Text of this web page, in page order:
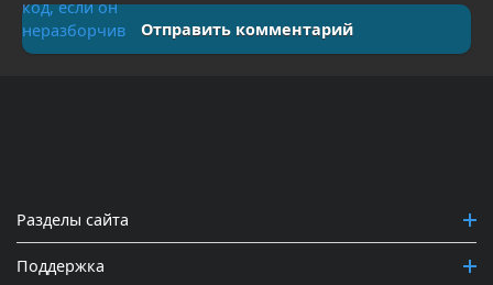
Отправить комментарий
Разделы сайта
Поддержка